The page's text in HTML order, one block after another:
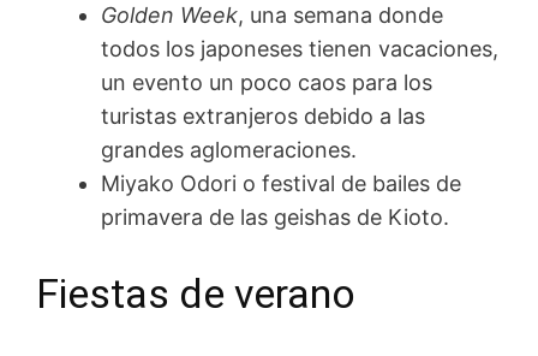
Golden Week, una semana donde
todos los japoneses tienen vacaciones,
un evento un poco caos para los
turistas extranjeros debido a las
grandes aglomeraciones.
Miyako Odori o festival de bailes de
primavera de las geishas de Kioto.
Fiestas de verano